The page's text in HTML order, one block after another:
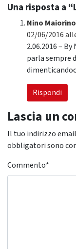
Una risposta a
Nino Maiorino
02/06/2016
2.06.2016 –
parla sempre
Rispondi
Lascia un
Il tuo indirizzo
obbligatori sono
Commento*